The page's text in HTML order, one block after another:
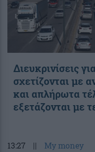
Διευκρινίσεις
σχετίζονται με
και απλήρωτα
εξετάζονται με
13:27 || My money